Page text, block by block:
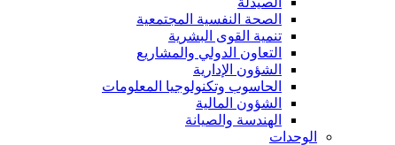
الصحة النفسية المجتمعية
تنمية القوى البشرية
التعاون الدولي والمشاريع
الشؤون الإدارية
الحاسوب وتكنولوجيا المعلومات
الشؤون المالية
الهندسة والصيانة
الوحدات